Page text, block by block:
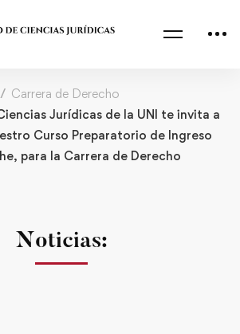
Carrera de Derecho
Jurídicas de la UNI te invita a
Curso Preparatorio de Ingreso
para la Carrera de Derecho
Noticias: